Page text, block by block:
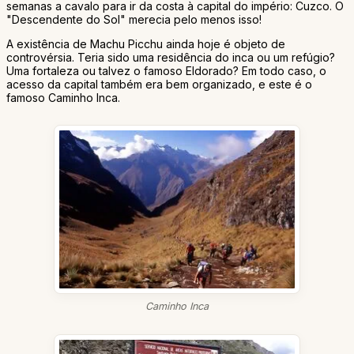
semanas a cavalo para ir da costa à capital do império: Cuzco. O
"Descendente do Sol" merecia pelo menos isso!
A existência de Machu Picchu ainda hoje é objeto de
controvérsia. Teria sido uma residência do inca ou um refúgio?
Uma fortaleza ou talvez o famoso Eldorado? Em todo caso, o
acesso da capital também era bem organizado, e este é o
famoso Caminho Inca.
Caminho Inca